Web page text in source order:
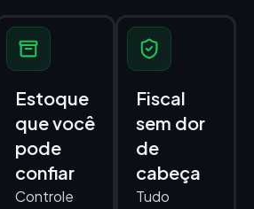
Estoque
que você
pode
confiar
Controle
Fiscal
sem dor
de
cabeça
Tudo